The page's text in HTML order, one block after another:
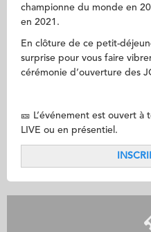
championne du monde en
en 2021.
En clôture de ce petit-
surprise pour vous faire
cérémonie d’ouverture des
🎫 L’événement est ouvert à
LIVE ou en présentiel.